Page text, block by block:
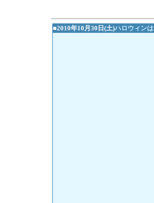
■2010年10月30日(土)ハロウィンは